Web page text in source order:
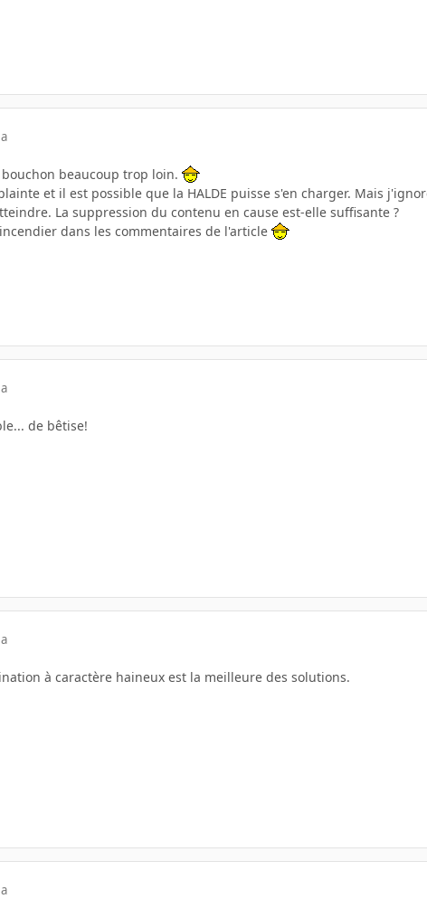
beaucoup trop loin.
et il est possible que la HALDE puisse s'en charger. Mais
La suppression du contenu en cause est-elle suffisante ?
dans les commentaires de l'article
de bêtise!
à caractère haineux est la meilleure des solutions.